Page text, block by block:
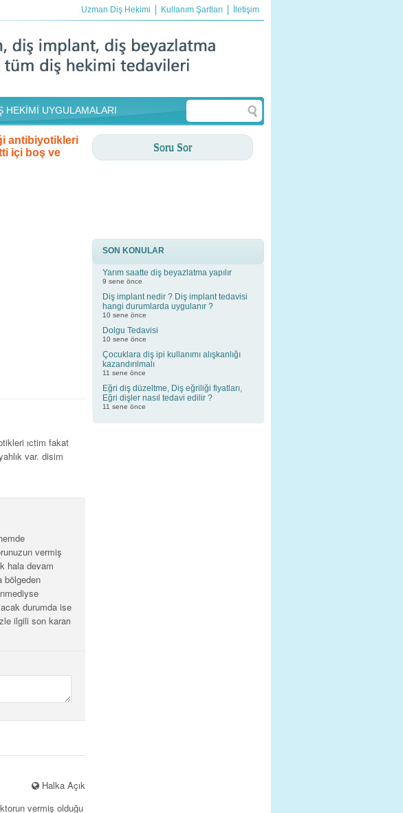
Uzman Diş Hekimi Kullanım Şartları İletişim
HEKİMİ UYGULAMALARI
antibiyotikleri
içi boş ve
ıctim fakat
var. disim
vermiş
hala devam
bölgeden
durumda ise
ilgili son kararı
Halka Açık
vermiş olduğu
Soru Sor
SON KONULAR
Yarım saatte diş beyazlatma yapılır
9 sene önce
Diş implant nedir ? Diş implant tedavisi
hangi durumlarda uygulanır ?
10 sene önce
Dolgu Tedavisi
10 sene önce
Çocuklara diş ipi kullanımı alışkanlığı
kazandırılmalı
11 sene önce
Eğri diş düzeltme, Diş eğriliği fiyatları,
Eğri dişler nasıl tedavi edilir ?
11 sene önce